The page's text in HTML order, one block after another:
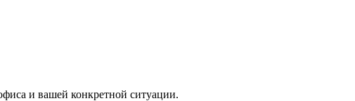
и вашей конкретной ситуации.